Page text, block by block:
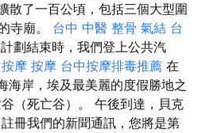
散了一百公頃，包括三個大型圍
寺廟。 台中 中醫 整骨 氣結 台
劃結束時，我們登上公共汽
摩 按摩 台中按摩排毒推薦 在
海岸，埃及最美麗的度假勝地之
（死亡谷）。 午後到達，貝克
冊我們的新聞通訊，您將是第